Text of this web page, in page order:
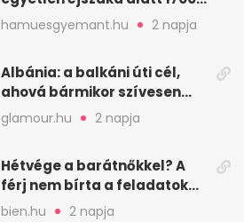
ember halt meg
hamuesgyemant.hu 2 napja
Albánia: a balkáni úti cél,
ahová bármikor szívesen
visszamennék
glamour.hu 2 napja
Hétvége a barátnőkkel? A
férj nem bírta a feladatokat,
a feleség levegőt kér
bien.hu 2 napja